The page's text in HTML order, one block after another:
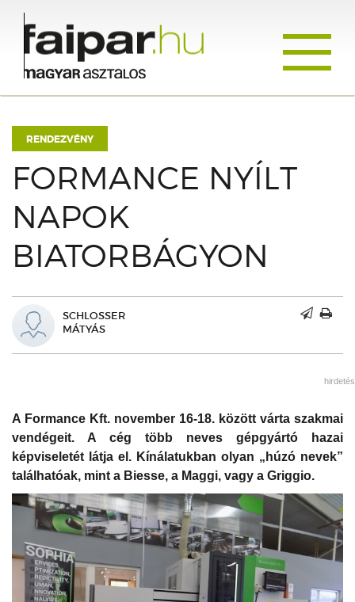
RENDEZVÉNY
FORMANCE NYÍLT
NAPOK
BIATORBÁGYON
SCHLOSSER
MÁTYÁS
hirdetés
A Formance Kft. november 16-18. között várta szakmai
vendégeit. A cég több neves gépgyártó hazai
képviseletét látja el. Kínálatukban olyan „húzó nevek”
találhatóak, mint a Biesse, a Maggi, vagy a Griggio.